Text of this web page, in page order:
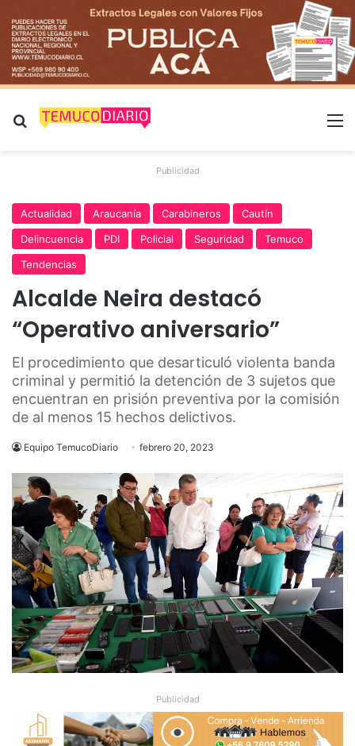
Buscar por
Publicidad
Actualidad Araucanía Carabineros
Cautín
Delincuencia
PDI Policial Seguridad
Temuco
Tendencias
Alcalde Neira destacó
“Operativo aniversario”
El procedimiento que desarticuló violenta banda
criminal y permitió la detención de 3 sujetos que
encuentran en prisión preventiva por la comisión
de al menos 15 hechos delictivos.
Equipo TemucoDiario febrero 20, 2023
Publicidad